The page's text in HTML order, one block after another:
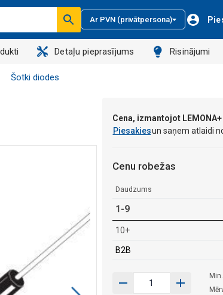
Ar PVN (privātpersona)
Detaļu pieprasījums Risinājumi
Šotki diodes
Cena, izmantojot
Piesakiesun saņem atlaidi
Cenu robežas
Daudzums
1-9
10+
B2B